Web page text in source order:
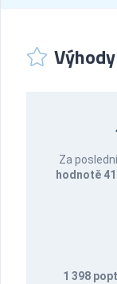
Za
hodnotě
1 398